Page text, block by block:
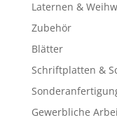
Laternen &
Zubehör
Blätter
Schriftplatten &
Gewerbliche